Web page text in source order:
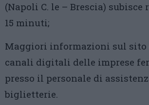
(Napoli C. le – Brescia)
15 minuti;
Maggiori informazioni sul sito
canali digitali delle imprese
presso il personale di
biglietterie.